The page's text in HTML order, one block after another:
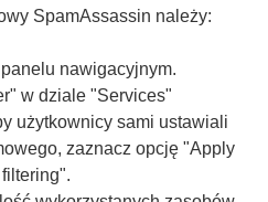
SpamAssassin należy:
nawigacyjnym.
w dziale "Services"
użytkownicy sami ustawiali
zaznacz opcję "Apply